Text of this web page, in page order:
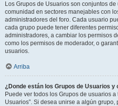
Los Grupos de Usuarios son conjuntos
comunidad en sectores manejables con
administradores del foro. Cada usuario
cada grupo puede tener diferentes
administradores, a cambiar los permisos
como los permisos de moderador, o
usuarios.
Arriba
¿Donde están los Grupos de Usuarios y
Puede ver todos los Grupos de usuarios
Usuarios”. Si desea unirse a algún